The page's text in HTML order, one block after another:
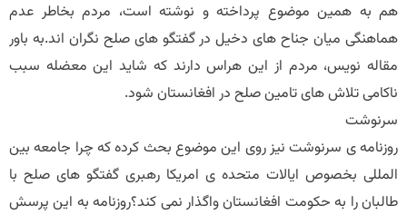
هم به همین موضوع پرداخته و نوشته است، مردم بخاطر عدم
هماهنگی میان جناح های دخیل در گفتگو های صلح نگران اند.به باور
مقاله نویس، مردم از این هراس دارند که شاید این معضله سبب
ناکامی تلاش های تامین صلح در افغانستان شود.
سرنوشت
روزنامه ی سرنوشت نیز روی این موضوع بحث کرده که چرا جامعه بین
المللی بخصوص ایالات متحده ی امریکا رهبری گفتگو های صلح با
طالبان را به حکومت افغانستان واگذار نمی کند؟روزنامه به این پرسش